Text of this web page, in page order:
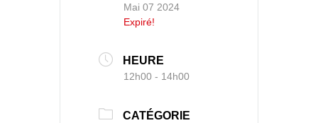
Mai 07 2024
Expiré!
HEURE
12h00 - 14h00
CATÉGORIE